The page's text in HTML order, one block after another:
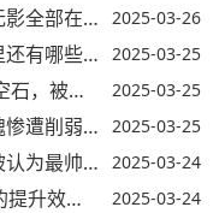
对此你怎么看? 2025-03-26
来购买春节礼包? 2025-03-25
多少时空石? 2025-03-25
职业的收益最大? 2025-03-25
男鬼剑3觉视频) 2025-03-24
肯是什么装备) 2025-03-24